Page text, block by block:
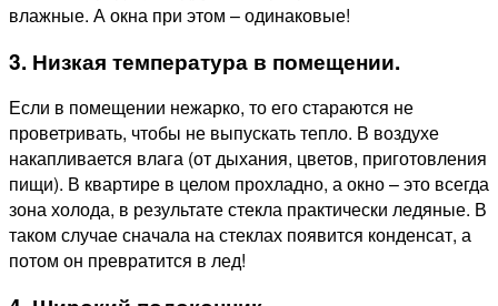
влажные. А окна при этом – одинаковые!
3. Низкая температура в помещении.
Если в помещении нежарко, то его стараются не
проветривать, чтобы не выпускать тепло. В воздухе
накапливается влага (от дыхания, цветов, приготовления
пищи). В квартире в целом прохладно, а окно – это всегда
зона холода, в результате стекла практически ледяные. В
таком случае сначала на стеклах появится конденсат, а
потом он превратится в лед!